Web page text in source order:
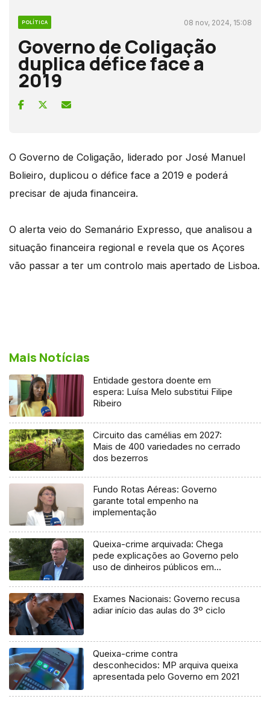
POLÍTICA 08 nov, 2024, 15:08
Governo de Coligação
duplica défice face a
2019
O Governo de Coligação, liderado por José Manuel
Bolieiro, duplicou o défice face a 2019 e poderá
precisar de ajuda financeira.
O alerta veio do Semanário Expresso, que analisou a
situação financeira regional e revela que os Açores
vão passar a ter um controlo mais apertado de Lisboa.
Mais Notícias
Entidade gestora doente em
espera: Luísa Melo substitui Filipe
Ribeiro
Circuito das camélias em 2027:
Mais de 400 variedades no cerrado
dos bezerros
Fundo Rotas Aéreas: Governo
garante total empenho na
implementação
Queixa-crime arquivada: Chega
pede explicações ao Governo pelo
uso de dinheiros públicos em
Exames Nacionais: Governo recusa
adiar início das aulas do 3º ciclo
Queixa-crime contra
desconhecidos: MP arquiva queixa
apresentada pelo Governo em 2021